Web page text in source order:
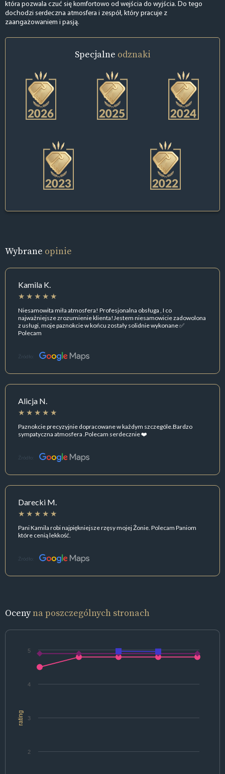
która pozwala czuć się komfortowo od wejścia do wyjścia. Do tego
dochodzi serdeczna atmosfera i zespół, który pracuje z
zaangażowaniem i pasją.
Specjalne odznaki
Wybrane opinie
Kamila K.
Niesamowita miła atmosfera! Profesjonalna obsługa , I co
najważniejsze zrozumienie klienta!Jestem niesamowicie zadowolona
z usługi, moje paznokcie w końcu zostały solidnie wykonane ✅
Polecam
Źródło:
Alicja N.
Paznokcie precyzyjnie dopracowane w każdym szczególe.Bardzo
sympatyczna atmosfera .Polecam serdecznie ❤️
Źródło:
Darecki M.
Pani Kamila robi najpiękniejsze rzęsy mojej Żonie. Polecam Paniom
które cenią lekkość.
Źródło:
Ocenyna poszczególnych stronach
rating
2
3
4
5